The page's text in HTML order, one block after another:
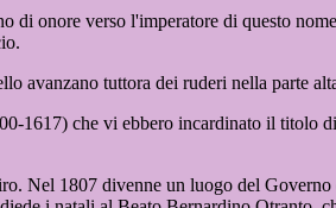
di onore verso l'imperatore di questo
avanzano tuttora dei ruderi nella parte
1617) che vi ebbero incardinato il titolo
Nel 1807 divenne un luogo del